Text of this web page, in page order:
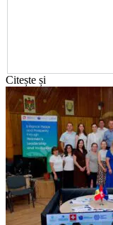
Citește și